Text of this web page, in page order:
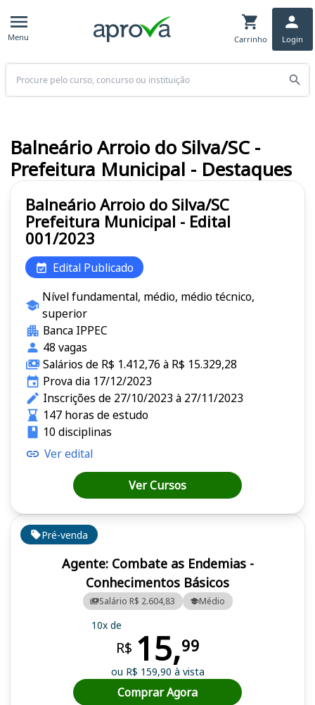
Menu Carrinho Login
Buscar
Pré-venda
Agente: Combate as Endemias -
Conhecimentos Básicos
Salário R$ 2.604,83 Médio
10x de
R$ 15,99
ou R$ 159,90 à vista
Comprar Agora
Balneário Arroio do Silva/SC
Prefeitura Municipal - Edital
001/2023
Edital Publicado
Nível fundamental, médio, médio técnico,
superior
Banca IPPEC
48 vagas
Salários de R$ 1.412,76 à R$ 15.329,28
Prova dia 17/12/2023
Inscrições de 27/10/2023 à 27/11/2023
147 horas de estudo
10 disciplinas
Ver edital
Ver Cursos
Balneário Arroio do Silva/SC -
Prefeitura Municipal - Destaques